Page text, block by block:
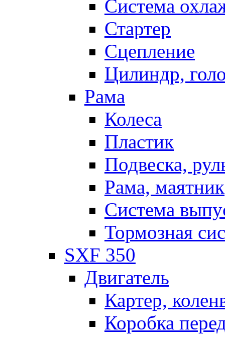
Система
Стартер
Сцепление
Цилиндр,
Рама
Колеса
Пластик
Подвеска,
Рама, маятник
Система
Тормозная
SXF 350
Двигатель
Картер,
Коробка